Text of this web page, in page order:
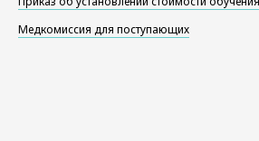
Медкомиссия для поступающих